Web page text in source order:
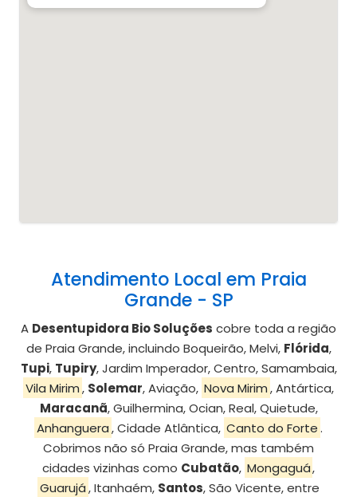
Atendimento Local em Praia
Grande - SP
A Desentupidora Bio Soluções cobre toda a região
de Praia Grande, incluindo Boqueirão, Melvi, Flórida,
Tupi, Tupiry, Jardim Imperador, Centro, Samambaia,
Vila Mirim, Solemar, Aviação, Nova Mirim, Antártica,
Maracanã, Guilhermina, Ocian, Real, Quietude,
Anhanguera, Cidade Atlântica, Canto do Forte.
Cobrimos não só Praia Grande, mas também
cidades vizinhas como Cubatão, Mongaguá,
Guarujá, Itanhaém, Santos, São Vicente, entre